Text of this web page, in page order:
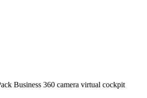
Business 360 camera virtual cockpit